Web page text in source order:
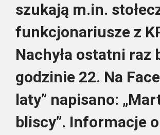
szukają m.in.
funkcjonariusze z
Nachyła ostatni raz
godzinie 22. Na
laty” napisano:
bliscy”. Informacje